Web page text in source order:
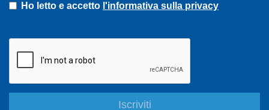
Ho letto e accetto l'informativa sulla privacy